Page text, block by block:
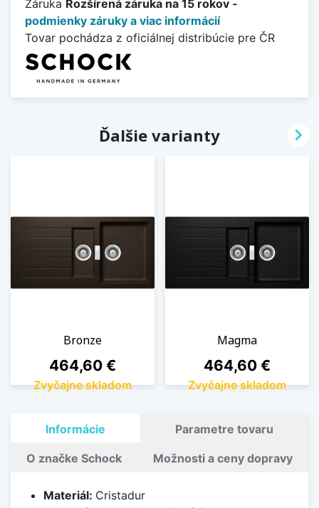
Záruka Rozšírená záruka na 15 rokov -
podmienky záruky a viac informácií
Tovar pochádza z oficiálnej distribúcie pre ČR
Ďalšie varianty
Bronze
Cena
464,60 €
Zvyčajne skladom
Magma
Cena
464,60 €
Zvyčajne skladom

Informácie Parametre tovaru
O značke Schock Možnosti a ceny dopravy
Materiál: Cristadur